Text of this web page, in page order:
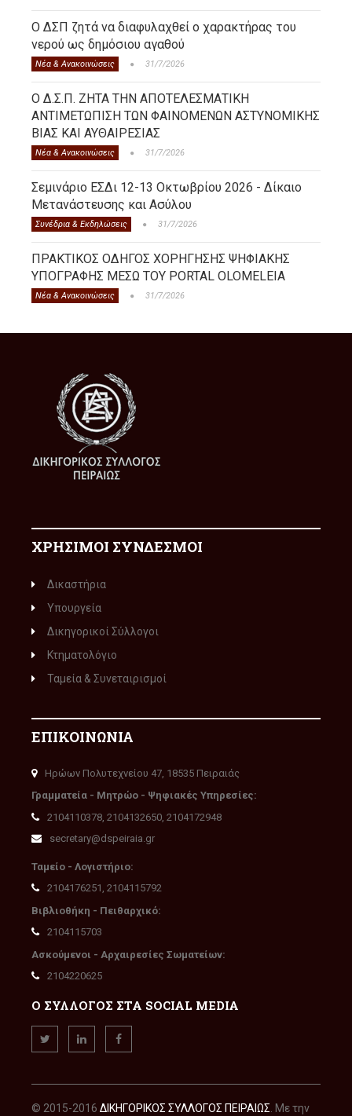
Ο ΔΣΠ ζητά να διαφυλαχθεί ο χαρακτήρας του
νερού ως δημόσιου αγαθού
Νέα & Ανακοινώσεις 31/7/2026
Ο Δ.Σ.Π. ΖΗΤΑ ΤΗΝ ΑΠΟΤΕΛΕΣΜΑΤΙΚΗ
ΑΝΤΙΜΕΤΩΠΙΣΗ ΤΩΝ ΦΑΙΝΟΜΕΝΩΝ ΑΣΤΥΝΟΜΙΚΗΣ
ΒΙΑΣ ΚΑΙ ΑΥΘΑΙΡΕΣΙΑΣ
Νέα & Ανακοινώσεις 31/7/2026
Σεμινάριο ΕΣΔι 12-13 Οκτωβρίου 2026 - Δίκαιο
Μετανάστευσης και Ασύλου
Συνέδρια & Εκδηλώσεις 31/7/2026
ΠΡΑΚΤΙΚΟΣ ΟΔΗΓΟΣ ΧΟΡΗΓΗΣΗΣ ΨΗΦΙΑΚΗΣ
ΥΠΟΓΡΑΦΗΣ ΜΕΣΩ ΤΟΥ PORTAL OLOMELEIA
Νέα & Ανακοινώσεις 31/7/2026
ΧΡΗΣΙΜΟΙ ΣΥΝΔΕΣΜΟΙ
Δικαστήρια
Υπουργεία
Δικηγορικοί Σύλλογοι
Κτηματολόγιο
Ταμεία & Συνεταιρισμοί
ΕΠΙΚΟΙΝΩΝΙΑ
Ηρώων Πολυτεχνείου 47, 18535 Πειραιάς
Γραμματεία - Μητρώο - Ψηφιακές Υπηρεσίες:
2104110378, 2104132650, 2104172948
secretary@dspeiraia.gr
Ταμείο - Λογιστήριο:
2104176251, 2104115792
Βιβλιοθήκη - Πειθαρχικό:
2104115703
Ασκούμενοι - Αρχαιρεσίες Σωματείων:
2104220625
Ο ΣΥΛΛΟΓΟΣ ΣΤΑ SOCIAL MEDIA
© 2015-2016 ΔΙΚΗΓΟΡΙΚΟΣ ΣΥΛΛΟΓΟΣ ΠΕΙΡΑΙΩΣ . Με την